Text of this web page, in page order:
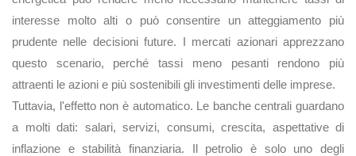
interesse molto alti o può consentire un atteggiamento più
prudente nelle decisioni future. I mercati azionari apprezzano
questo scenario, perché tassi meno pesanti rendono più
attraenti le azioni e più sostenibili gli investimenti delle imprese.
Tuttavia, l'effetto non è automatico. Le banche centrali guardano
a molti dati: salari, servizi, consumi, crescita, aspettative di
inflazione e stabilità finanziaria. Il petrolio è solo uno degli